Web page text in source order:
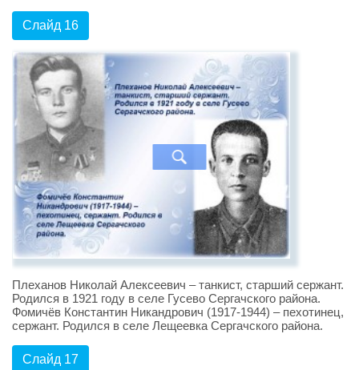
Слайд 16
Плеханов Николай Алексеевич – танкист, старший сержант.
Родился в 1921 году в селе Гусево Сергачского района.
Фомичёв Константин Никандрович (1917-1944) – пехотинец,
сержант. Родился в селе Лещеевка Сергачского района.
Слайд 17